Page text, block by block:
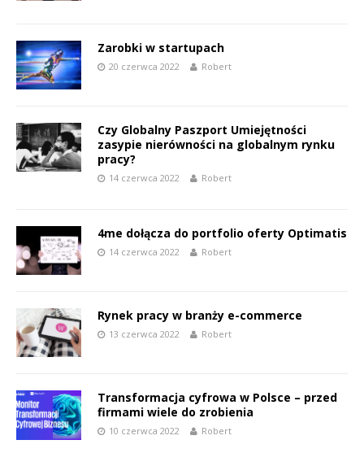
Zarobki w startupach
20 czerwca 2022 Robert
Czy Globalny Paszport Umiejętności
zasypie nierówności na globalnym rynku
pracy?
14 czerwca 2022 Robert
4me dołącza do portfolio oferty Optimatis
14 czerwca 2022 Robert
Rynek pracy w branży e-commerce
13 czerwca 2022 Robert
Transformacja cyfrowa w Polsce – przed
firmami wiele do zrobienia
10 czerwca 2022 Robert